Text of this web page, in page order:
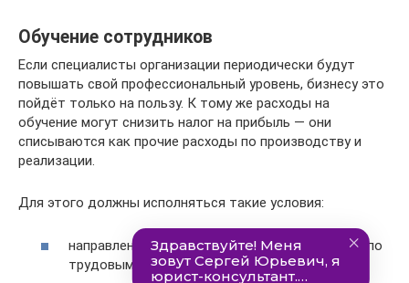
Обучение сотрудников
Если специалисты организации периодически будут
повышать свой профессиональный уровень, бизнесу это
пойдёт только на пользу. К тому же расходы на
обучение могут снизить налог на прибыль — они
списываются как прочие расходы по производству и
реализации.
Для этого должны исполняться такие условия:
направленные на обучение работники наняты по
трудовым договорам;